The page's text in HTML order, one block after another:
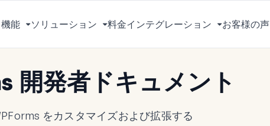
機能
メ
ニ
ー
を
り
ソリューション
メ
ニ
ー
を
り
料金インテグレーション
メ
ニ
ー
を
お客様の声
開発者ドキュメント
をカスタマイズおよび拡張する